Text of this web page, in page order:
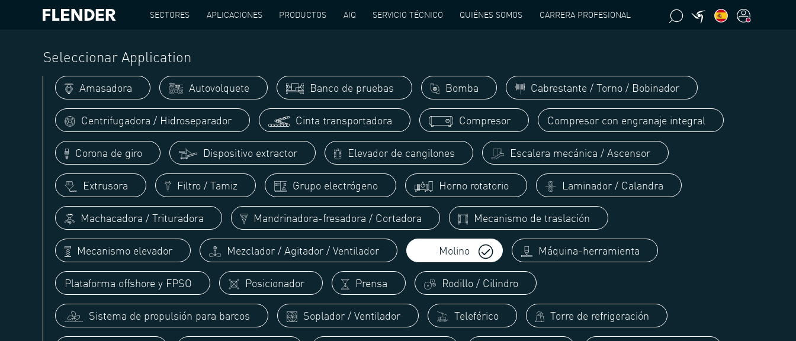
SECTORES APLICACIONES PRODUCTOS AIQ SERVICIO TÉCNICO QUIÉNES SOMOS CARRERA PROFESIONAL
Seleccionar Application
Amasadora Autovolquete Banco de pruebas Bomba Cabrestante / Torno / Bobinador
Centrifugadora / Hidroseparador Cinta transportadora Compresor Compresor con engranaje integral
Corona de giro Dispositivo extractor Elevador de cangilones Escalera mecánica / Ascensor
Extrusora Filtro / Tamiz Grupo electrógeno Horno rotatorio Laminador / Calandra
Machacadora / Trituradora Mandrinadora-fresadora / Cortadora Mecanismo de traslación
Mecanismo elevador Mezclador / Agitador / Ventilador Molino Máquina-herramienta
Plataforma offshore y FPSO Posicionador Prensa Rodillo / Cilindro
Sistema de propulsión para barcos Soplador / Ventilador Teleférico Torre de refrigeración